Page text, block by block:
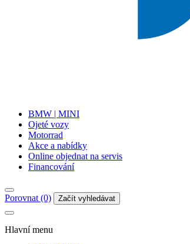
BMW | MINI
Ojeté vozy
Motorrad
Akce a nabídky
Online objednat na servis
Financování
Porovnat (0) Začít vyhledávat
Hlavní menu